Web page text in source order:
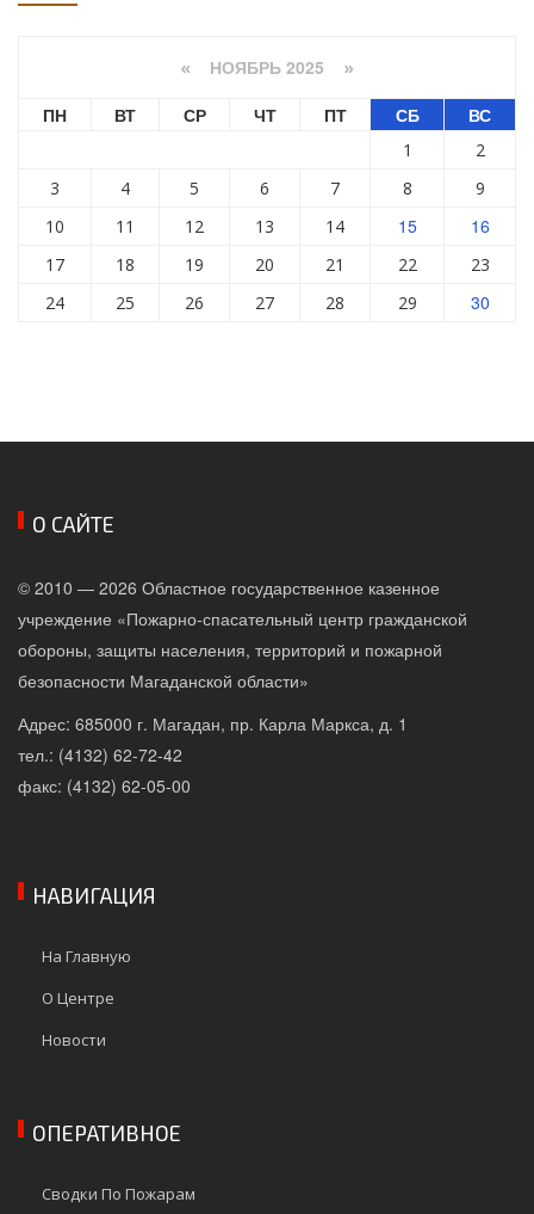
« НОЯБРЬ 2025 »
ПН ВТ СР ЧТ ПТ СБ ВС
1
2
3
4 5 6 7 8
9
10
11 12 13 14 15 16
17 18 19 20 21 22
23
24
25 26 27 28 29 30
О САЙТЕ
© 2010 — 2026 Областное государственное казенное
учреждение «Пожарно-спасательный центр гражданской
обороны, защиты населения, территорий и пожарной
безопасности Магаданской области»
Адрес: 685000 г. Магадан, пр. Карла Маркса, д. 1
тел.: (4132) 62-72-42
факс: (4132) 62-05-00
НАВИГАЦИЯ
На Главную
О Центре
Новости
ОПЕРАТИВНОЕ
Сводки По Пожарам